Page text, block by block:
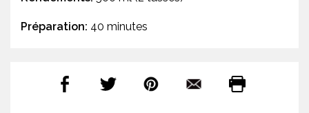
Préparation: 40 minutes